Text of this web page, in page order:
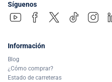
Síguenos
Información
Blog
¿Cómo comprar?
Estado de carreteras